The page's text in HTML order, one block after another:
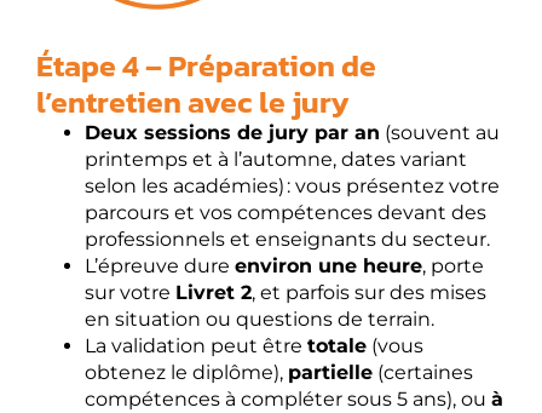
Étape 4 – Préparation de
l’entretien avec le jury
Deux sessions de jury par an (souvent au
printemps et à l’automne, dates variant
selon les académies) : vous présentez votre
parcours et vos compétences devant des
professionnels et enseignants du secteur.
L’épreuve dure environ une heure, porte
sur votre Livret 2, et parfois sur des mises
en situation ou questions de terrain.
La validation peut être totale (vous
obtenez le diplôme), partielle (certaines
compétences à compléter sous 5 ans), ou à